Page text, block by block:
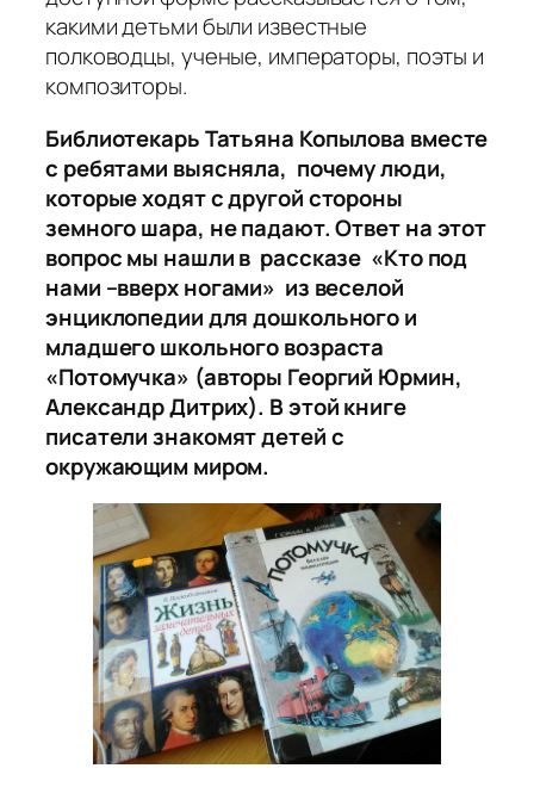
какими детьми были известные
полководцы, ученые, императоры, поэты и
композиторы.
Библиотекарь Татьяна Копылова вместе
с ребятами выясняла, почему люди,
которые ходят с другой стороны
земного шара, не падают. Ответ на этот
вопрос мы нашли в рассказе «Кто под
нами –вверх ногами» из веселой
энциклопедии для дошкольного и
младшего школьного возраста
«Потомучка» (авторы Георгий Юрмин,
Александр Дитрих). В этой книге
писатели знакомят детей с
окружающим миром.